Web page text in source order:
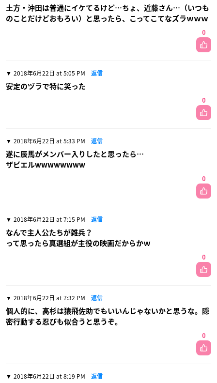
土方・沖田は普通にイケてるけど…ちょ、近藤さん…（いつも
のことだけどおもろい）と思ったら、こってこてなズラｗｗｗ
0
2018年6月22日 at 5:05 PM 返信
安定のヅラで特に笑った
0
2018年6月22日 at 5:33 PM 返信
遂に辰馬がメンバー入りしたと思ったら…
ザビエルwwwwwwww
0
2018年6月22日 at 7:15 PM 返信
なんで主人公たちが雑兵？
って思ったら真選組が主役の映画だからかｗ
0
2018年6月22日 at 7:32 PM 返信
個人的に、高杉は猿飛佐助でもいいんじゃないかと思うな。隠
密行動する忍びも似合うと思うぞ。
0
2018年6月22日 at 8:19 PM 返信